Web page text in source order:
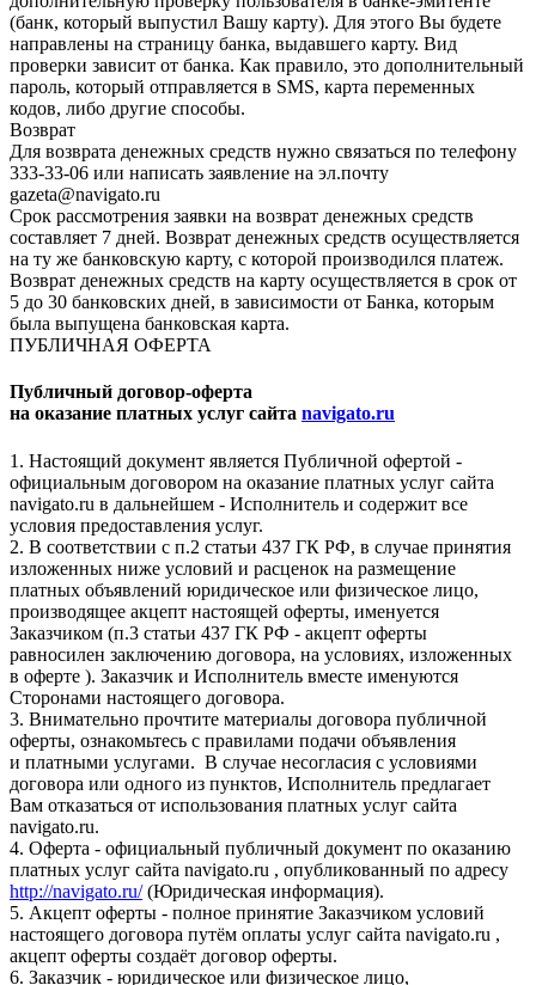
(банк, который выпустил Вашу карту). Для этого Вы будете
направлены на страницу банка, выдавшего карту. Вид
проверки зависит от банка. Как правило, это дополнительный
пароль, который отправляется в SMS, карта переменных
кодов, либо другие способы.
Возврат
Для возврата денежных средств нужно связаться по телефону
333-33-06 или написать заявление на эл.почту
gazeta@navigato.ru
Срок рассмотрения заявки на возврат денежных средств
составляет 7 дней. Возврат денежных средств осуществляется
на ту же банковскую карту, с которой производился платеж.
Возврат денежных средств на карту осуществляется в срок от
5 до 30 банковских дней, в зависимости от Банка, которым
была выпущена банковская карта.
ПУБЛИЧНАЯ ОФЕРТА
Публичный договор-оферта
на оказание платных услуг сайта navigato.ru
1. Настоящий документ является Публичной офертой -
официальным договором на оказание платных услуг сайта
navigato.ru в дальнейшем - Исполнитель и содержит все
условия предоставления услуг.
2. В соответствии с п.2 статьи 437 ГК РФ, в случае принятия
изложенных ниже условий и расценок на размещение
платных объявлений юридическое или физическое лицо,
производящее акцепт настоящей оферты, именуется
Заказчиком (п.3 статьи 437 ГК РФ - акцепт оферты
равносилен заключению договора, на условиях, изложенных
в оферте ). Заказчик и Исполнитель вместе именуются
Сторонами настоящего договора.
3. Внимательно прочтите материалы договора публичной
оферты, ознакомьтесь с правилами подачи объявления
и платными услугами. В случае несогласия с условиями
договора или одного из пунктов, Исполнитель предлагает
Вам отказаться от использования платных услуг сайта
navigato.ru.
4. Оферта - официальный публичный документ по оказанию
платных услуг сайта navigato.ru , опубликованный по адресу
http://navigato.ru/(Юридическая информация).
5. Акцепт оферты - полное принятие Заказчиком условий
настоящего договора путём оплаты услуг сайта navigato.ru ,
акцепт оферты создаёт договор оферты.
6. Заказчик - юридическое или физическое лицо,